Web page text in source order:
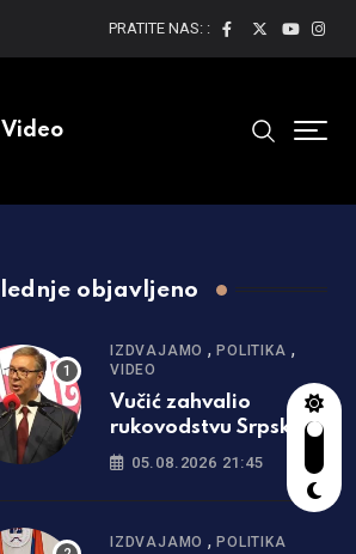
PRATITE NAS: :
Video
objavljeno
IZDVAJAMO ,POLITIKA ,
VIDEO
Vučić zahvalio
rukovodstvu Srpske:
Uvek ste uz Srbiju
05.08.2026 21:45
IZDVAJAMO ,POLITIKA